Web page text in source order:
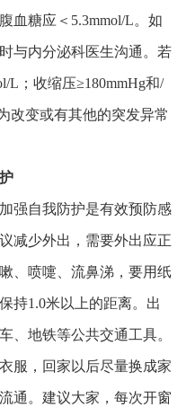
血糖应＜5.3mmol/L。如
与内分泌科医生沟通。若
L；收缩压≥180mmHg和/
改变或有其他的突发异常
自我防护是有效预防感
减少外出，需要外出应正
、喷嚏、流鼻涕，要用纸
持1.0米以上的距离。出
、地铁等公共交通工具。
服，回家以后尽量换成家
通。建议大家，每次开窗